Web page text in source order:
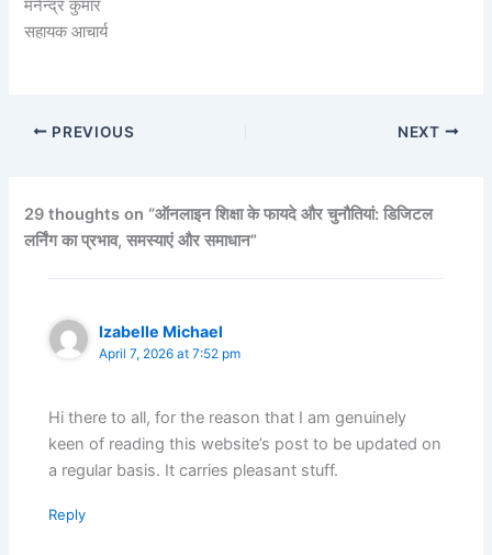
मनेन्द्र कुमार
सहायक आचार्य
PREVIOUS NEXT
29 thoughts on “ऑनलाइन शिक्षा के फायदे और चुनौतियां: डिजिटल
लर्निंग का प्रभाव, समस्याएं और समाधान”
Izabelle Michael
April 7, 2026 at 7:52 pm
Hi there to all, for the reason that I am genuinely
keen of reading this website’s post to be updated on
a regular basis. It carries pleasant stuff.
Reply